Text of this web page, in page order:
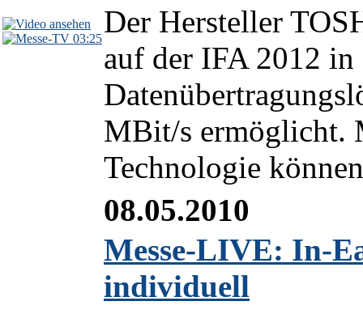
03:25Der Hersteller
auf der IFA 2012
MBit/s ermöglicht.
Technologie
08.05.2010
Messe-LIVE: In-
individuell